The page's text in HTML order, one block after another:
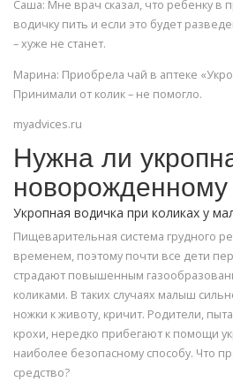
Саша: Мне врач сказал, что ребенку в
водичку пить и если это будет
– хуже не станет.
Марина: Приобрела чай в аптеке
Принимали от колик – не помогло.
myadvices.ru
Нужна ли
новорожденному
Укропная водичка при коликах у
Пищеварительная система грудного
временем, поэтому почти все дети
страдают повышенным
коликами. В таких случаях малыш
ножки к животу, кричит. Родители,
крохи, нередко прибегают к помощи
наиболее безопасному способу. Что
средство?